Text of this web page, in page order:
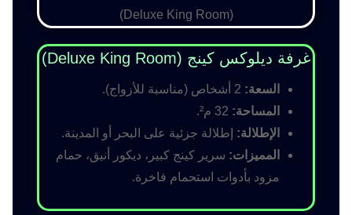
غرفة ديلوكس كينج (Deluxe King Room)
السعة:
المساحة:
الإطلالة: إطلالة جزئية على البحر أو المدينة.
المميزات: سرير كينج كبير، ديكور أنيق، حمام
مزود بأدوات استحمام فاخرة.